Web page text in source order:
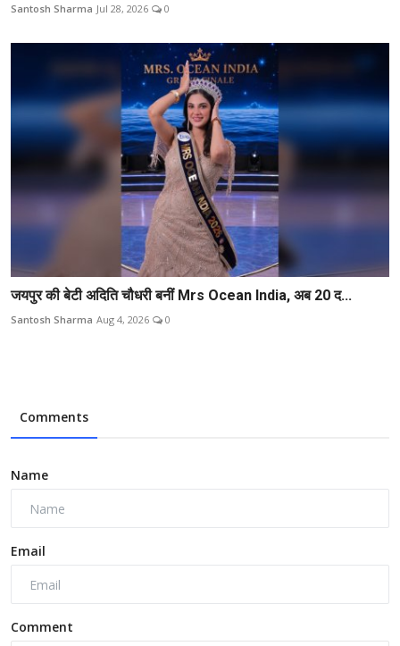
Santosh Sharma Jul 28, 2026 0
जयपुर की बेटी अदिति चौधरी बनीं Mrs Ocean India, अब 20 द...
Santosh Sharma Aug 4, 2026 0
Comments
Name
Email
Comment